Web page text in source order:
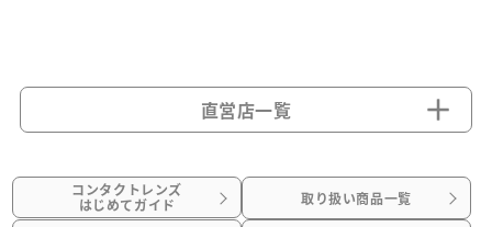
直営店一覧
コンタクトレンズ
はじめてガイド 取り扱い商品一覧